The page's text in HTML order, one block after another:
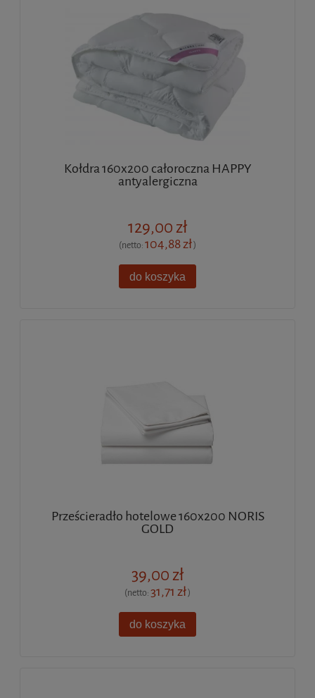
Kołdra 160x200 całoroczna HAPPY
antyalergiczna
129,00 zł
(netto:104,88 zł)
do koszyka
Prześcieradło hotelowe 160x200 NORIS
GOLD
39,00 zł
(netto:31,71 zł)
do koszyka